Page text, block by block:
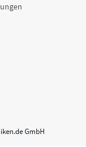
GmbH